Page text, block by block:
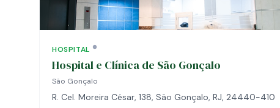
HOSPITAL
Hospital e Clínica de São Gonçalo
São Gonçalo
R. Cel. Moreira César, 138, São Gonçalo, RJ, 24440-410